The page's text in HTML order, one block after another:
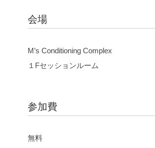
会場
M’s Conditioning Complex
１Fセッションルーム
参加費
無料